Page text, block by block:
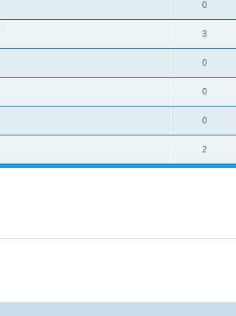
0
3
0
0
0
2